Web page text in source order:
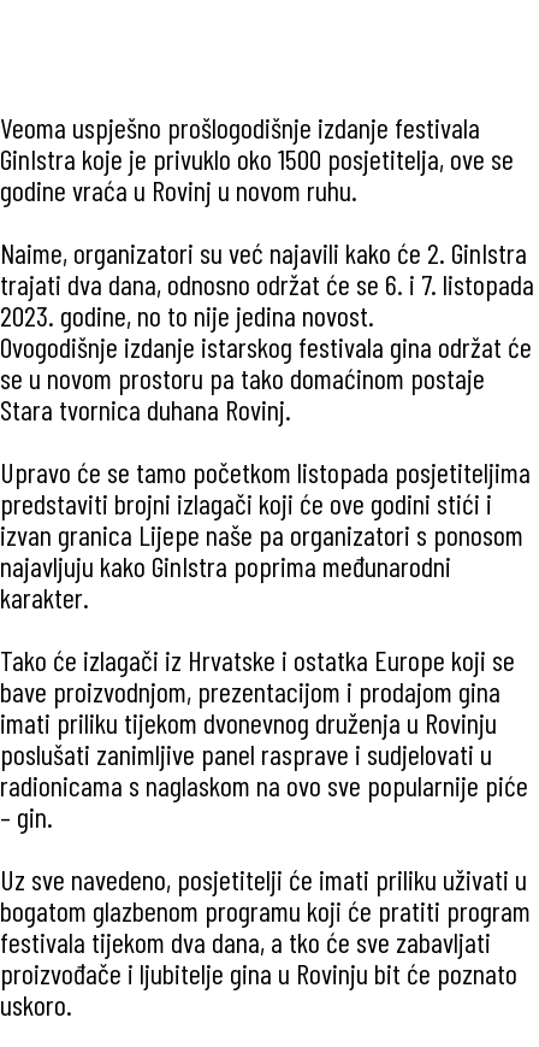
Veoma uspješno prošlogodišnje izdanje festivala
GinIstra koje je privuklo oko 1500 posjetitelja, ove se
godine vraća u Rovinj u novom ruhu.
Naime, organizatori su već najavili kako će 2. GinIstra
trajati dva dana, odnosno održat će se 6. i 7. listopada
2023. godine, no to nije jedina novost.
Ovogodišnje izdanje istarskog festivala gina održat će
se u novom prostoru pa tako domaćinom postaje
Stara tvornica duhana Rovinj.
Upravo će se tamo početkom listopada posjetiteljima
predstaviti brojni izlagači koji će ove godini stići i
izvan granica Lijepe naše pa organizatori s ponosom
najavljuju kako GinIstra poprima međunarodni
karakter.
Tako će izlagači iz Hrvatske i ostatka Europe koji se
bave proizvodnjom, prezentacijom i prodajom gina
imati priliku tijekom dvonevnog druženja u Rovinju
poslušati zanimljive panel rasprave i sudjelovati u
radionicama s naglaskom na ovo sve popularnije piće
– gin.
Uz sve navedeno, posjetitelji će imati priliku uživati u
bogatom glazbenom programu koji će pratiti program
festivala tijekom dva dana, a tko će sve zabavljati
proizvođače i ljubitelje gina u Rovinju bit će poznato
uskoro.